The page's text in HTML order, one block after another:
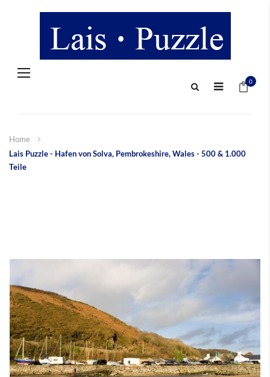
Navigation
0
Home
Lais Puzzle - Hafen von Solva, Pembrokeshire, Wales - 500 & 1.000
Teile